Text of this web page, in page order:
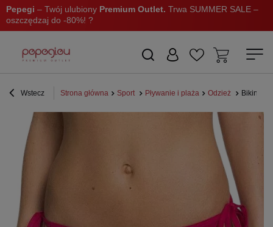
Pepegi – Twój ulubiony Premium Outlet. Trwa SUMMER SALE –
oszczędzaj do -80%! ?
Wstecz Strona główna Sport Pływanie i plaża Odzież Bikini